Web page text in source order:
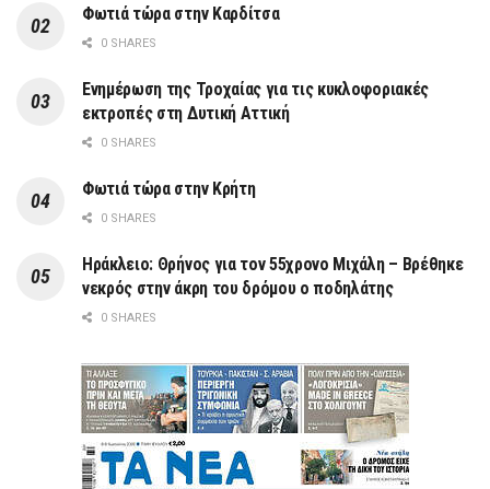
Φωτιά τώρα στην Καρδίτσα
0 SHARES
Ενημέρωση της Τροχαίας για τις κυκλοφοριακές
εκτροπές στη Δυτική Αττική
0 SHARES
Φωτιά τώρα στην Κρήτη
0 SHARES
Ηράκλειο: Θρήνος για τον 55χρονο Μιχάλη – Βρέθηκε
νεκρός στην άκρη του δρόμου ο ποδηλάτης
0 SHARES